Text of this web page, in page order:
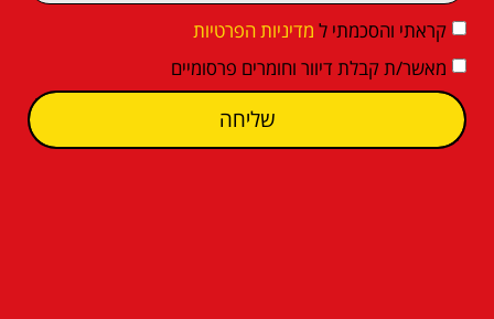
קראתי והסכמתי ל מדיניות הפרטיות
מאשר/ת קבלת דיוור וחומרים פרסומיים
שליחה